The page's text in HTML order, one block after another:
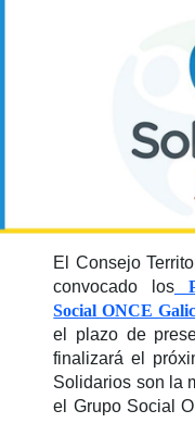
El Consejo
convocado los
Social ONCE
el plazo de
finalizará el
Solidarios son la
el Grupo Social